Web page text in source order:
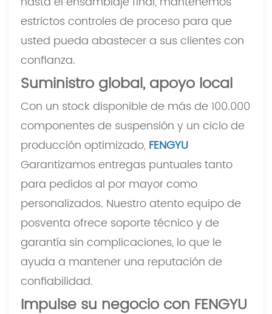
estrictos controles de proceso para que
usted pueda abastecer a sus clientes con
confianza.
Suministro global, apoyo local
Con un stock disponible de más de 100.000
componentes de suspensión y un ciclo de
producción optimizado, FENGYU
Garantizamos entregas puntuales tanto
para pedidos al por mayor como
personalizados. Nuestro atento equipo de
posventa ofrece soporte técnico y de
garantía sin complicaciones, lo que le
ayuda a mantener una reputación de
confiabilidad.
Impulse su negocio con FENGYU